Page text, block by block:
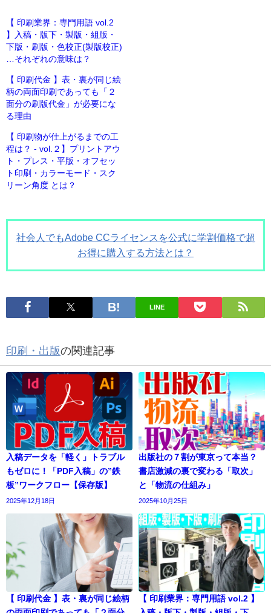
【 印刷業界：専門用語 vol.2
】入稿・版下・製版・組版・
下版・刷版・色校正(製版校正)
…それぞれの意味は？
【 印刷代金 】表・裏が同じ絵
柄の両面印刷であっても「２
面分の刷版代金」が必要にな
る理由
【 印刷物が仕上がるまでの工
程は？ - vol.２】プリントアウ
ト・プレス・平版・オフセッ
ト印刷・カラーモード・スク
リーン角度 とは？
社会人でもAdobe CCライセンスを公式に学割価格で超
お得に購入する方法とは？
LINE
印刷・出版の関連記事
入稿データを「軽く」トラブル
もゼロに！「PDF入稿」の”鉄
板”ワークフロー【保存版】
2025年12月18日
出版社の７割が東京って本当？
書店激減の裏で変わる「取次」
と「物流の仕組み」
2025年10月25日
【 印刷代金 】表・裏が同じ絵柄
【 印刷業界：専門用語 vol.2 】